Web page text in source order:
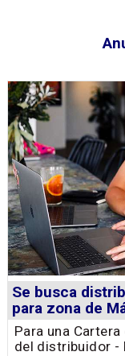
Se busca
para zona de
Para una
del distribuidor -